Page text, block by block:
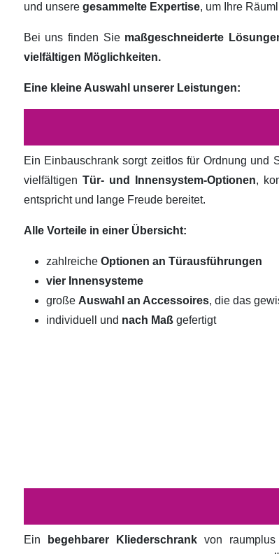
und unsere gesammelte Expertise, um Ihre
Bei uns finden Sie maßgeschneiderte
vielfältigen Möglichkeiten.
Eine kleine Auswahl unserer Leistungen:
Ein Einbauschrank sorgt zeitlos für Ordnung und
vielfältigen Tür- und Innensystem-Optionen,
entspricht und lange Freude bereitet.
Alle Vorteile in einer Übersicht:
zahlreiche Optionen an Türausführungen
vier Innensysteme
große Auswahl an Accessoires, die das
individuell und nach Maß gefertigt
Ein begehbarer Kliederschrank von